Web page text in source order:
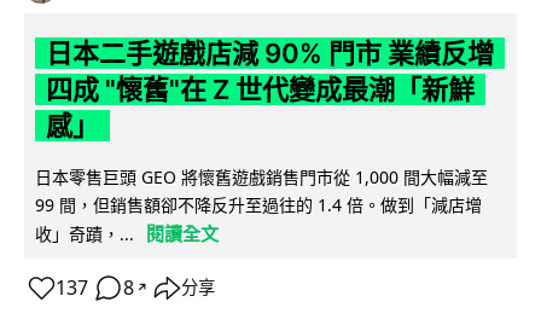
日本二手遊戲店減 90% 門市 業績反增
四成 "懷舊"在 Z 世代變成最潮「新鮮
感」
日本零售巨頭 GEO 將懷舊遊戲銷售門市從 1,000 間大幅減至
99 間，但銷售額卻不降反升至過往的 1.4 倍。做到「減店增
收」奇蹟，...
閱讀全文
137 8 ↗ 分享